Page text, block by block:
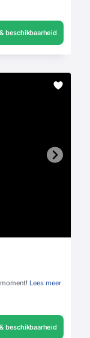
beschikbaarheid
Lees meer
beschikbaarheid